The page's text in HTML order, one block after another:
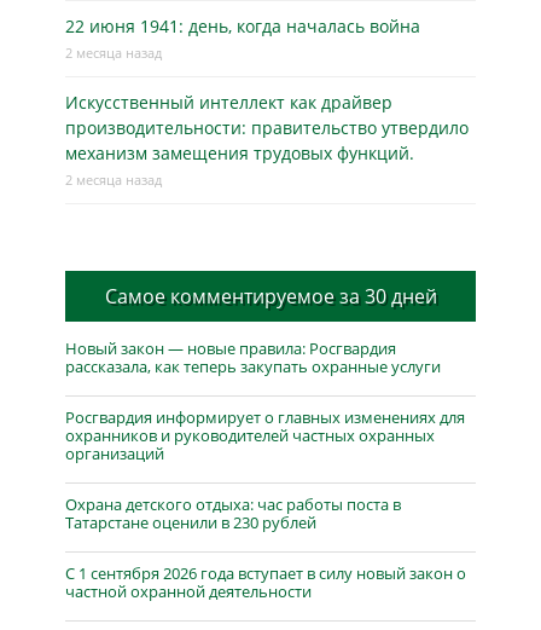
22 июня 1941: день, когда началась война
2 месяца назад
Искусственный интеллект как драйвер
производительности: правительство утвердило
механизм замещения трудовых функций.
2 месяца назад
Самое комментируемое за 30 дней
Новый закон — новые правила: Росгвардия
рассказала, как теперь закупать охранные услуги
Росгвардия информирует о главных изменениях для
охранников и руководителей частных охранных
организаций
Охрана детского отдыха: час работы поста в
Татарстане оценили в 230 рублей
С 1 сентября 2026 года вступает в силу новый закон о
частной охранной деятельности